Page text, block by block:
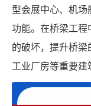
型会展中心、机
功能。在桥梁工程
的破坏，提升桥
工业厂房等重要